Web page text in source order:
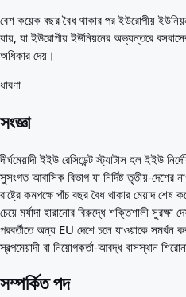
গাইড
যোগ্যতার স্বীকৃতি
বেশ কয়েক বছর বৈধ থাকার পর ইউরোপীয়
যায়, যা ইউরোপীয় ইউনিয়নের অভ্যন্তরে
অধিকার দেয়।
ধারণা
সংজ্ঞা
দীর্ঘমেয়াদী ইইউ রেসিডেন্ট স্ট্যাটাস হল ইইউ
সুসংগত আবাসিক বিভাগ যা নির্দিষ্ট তৃতীয়-
রাষ্ট্রে কমপক্ষে পাঁচ বছর বৈধ থাকার মেয়াদ শেষ
চেয়ে মর্যাদা হারানোর বিরুদ্ধে শক্তিশালী
পরবর্তীতে অন্য EU দেশে চলে যাওয়াকে সমর্থন
স্বল্পমেয়াদী বা নিয়োগকর্তা-আবদ্ধ বাসস্থান
সম্পর্কিত পদ